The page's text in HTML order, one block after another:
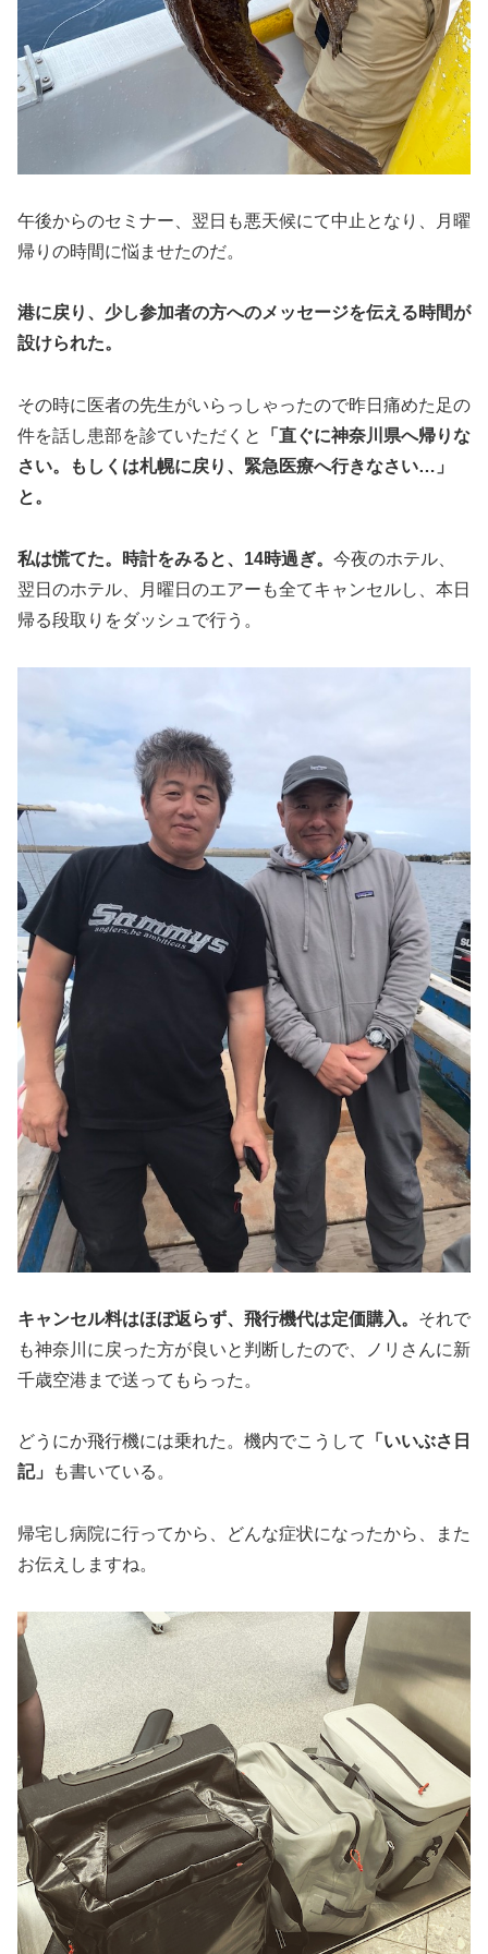
午後からのセミナー、翌日も悪天候にて中止となり、月曜
帰りの時間に悩ませたのだ。
港に戻り、少し参加者の方へのメッセージを伝える時間が
設けられた。
その時に医者の先生がいらっしゃったので昨日痛めた足の
件を話し患部を診ていただくと
「直ぐに神奈川県へ帰りな
さい。もしくは札幌に戻り、緊急医療へ行きなさい…」
と。
私は慌てた。時計をみると、14時過ぎ。 今夜のホテル、
翌日のホテル、月曜日のエアーも全てキャンセルし、本日
帰る段取りをダッシュで行う。
キャンセル料はほぼ返らず、飛行機代は定価購入。 それで
も神奈川に戻った方が良いと判断したので、ノリさんに新
千歳空港まで送ってもらった。
どうにか飛行機には乗れた。機内でこうして
「いいぶさ日
記」
も書いている。
帰宅し病院に行ってから、どんな症状になったから、また
お伝えしますね。